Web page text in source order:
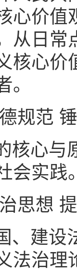
心价值
从日常
核心价
。
规范
核心与
会实践
思想
、建设
法治理